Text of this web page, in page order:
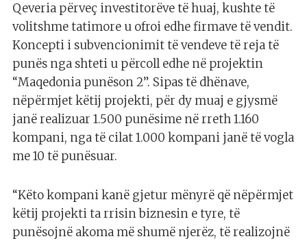
Qeveria përveç investitorëve të huaj, kushte të
volitshme tatimore u ofroi edhe firmave të vendit.
Koncepti i subvencionimit të vendeve të reja të
punës nga shteti u përcoll edhe në projektin
“Maqedonia punëson 2”. Sipas të dhënave,
nëpërmjet këtij projekti, për dy muaj e gjysmë
janë realizuar 1.500 punësime në rreth 1.160
kompani, nga të cilat 1.000 kompani janë të vogla
me 10 të punësuar.
“Këto kompani kanë gjetur mënyrë që nëpërmjet
këtij projekti ta rrisin biznesin e tyre, të
punësojnë akoma më shumë njerëz, të realizojnë